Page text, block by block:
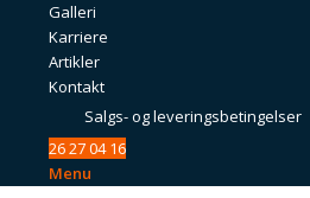
Galleri
Karriere
Artikler
Kontakt
Salgs- og leveringsbetingelser
26 27 04 16
Menu